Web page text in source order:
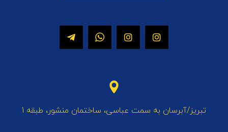
تبریز/آبرسان به سمت عباسی، ساختمان منشور، طبقه 1